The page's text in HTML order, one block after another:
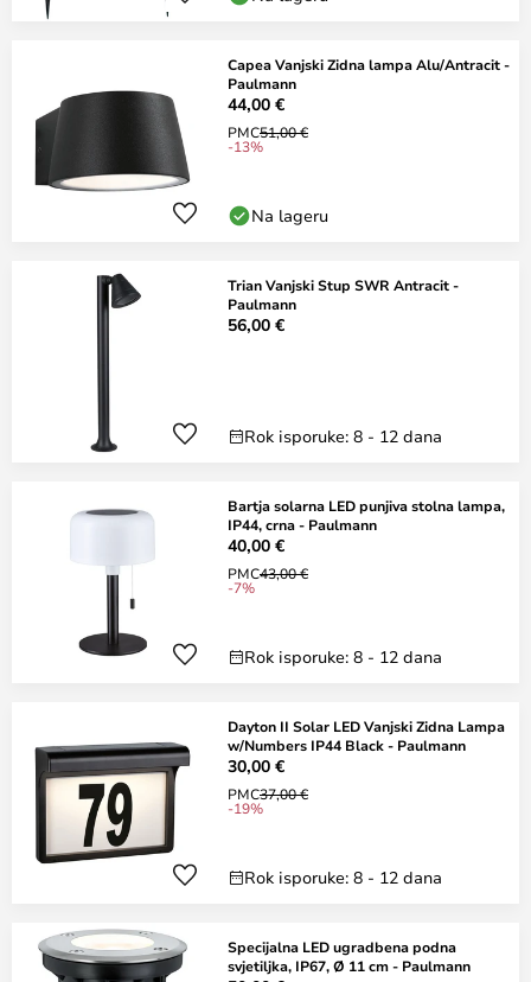
Capea Vanjski Zidna lampa Alu/Antracit -
Paulmann
44,00 €
PMC51,00 €
-13%
Na lageru
Trian Vanjski Stup SWR Antracit -
Paulmann
56,00 €
Rok isporuke: 8 - 12 dana
Bartja solarna LED punjiva stolna lampa,
IP44, crna - Paulmann
40,00 €
PMC43,00 €
-7%
Rok isporuke: 8 - 12 dana
Dayton II Solar LED Vanjski Zidna Lampa
w/Numbers IP44 Black - Paulmann
30,00 €
PMC37,00 €
-19%
Rok isporuke: 8 - 12 dana
Specijalna LED ugradbena podna
svjetiljka, IP67, Ø 11 cm - Paulmann